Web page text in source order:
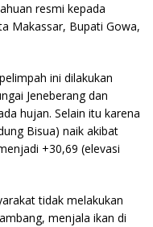
resmi kepada
Makassar, Bupati Gowa,
ini dilakukan
Jeneberang dan
hujan. Selain itu karena
Bisua) naik akibat
+30,69 (elevasi
tidak melakukan
menjala ikan di